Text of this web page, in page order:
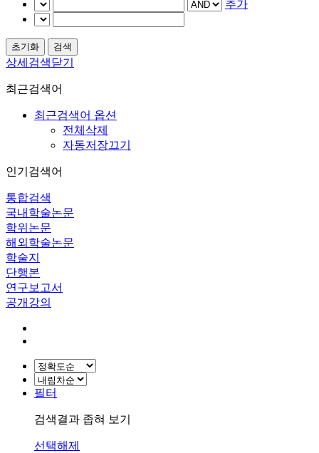
추가
상세검색닫기
최근검색어
최근검색어 옵션
전체삭제
자동저장끄기
인기검색어
통합검색
국내학술논문
학위논문
해외학술논문
학술지
단행본
연구보고서
공개강의
필터
검색결과 좁혀 보기
선택해제